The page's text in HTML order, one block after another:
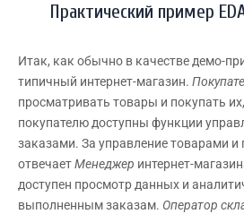
Практический пример
Итак, как обычно в качестве демо-
типичный интернет-магазин.
просматривать товары и покупать
покупателю доступны функции
заказами. За управление товарами
отвечаетМенеджер интернет-
доступен просмотр данных и
выполненным заказам. Оператор